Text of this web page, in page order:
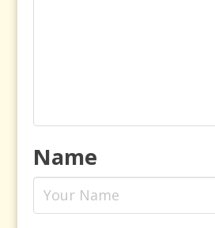
Name